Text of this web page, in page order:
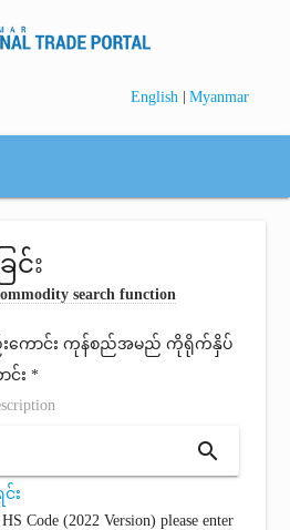
English | Myanmar
င်း
search function
ည်းကောင်း ကုန်စည်အမည် ကိုရိုက်နှိပ်
င်း *
search
း
Code (2022 Version) please enter